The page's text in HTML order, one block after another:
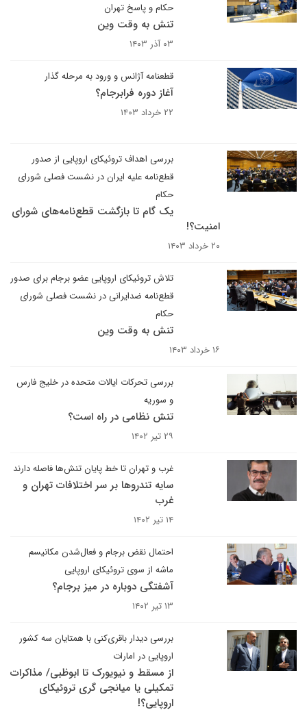
حکام و پاسخ تهران
تنش به وقت وین
۰۳ آذر ۱۴۰۳
قطعنامه آژانس و ورود به مرحله گذار
آغاز دوره فرابرجام؟
۲۲ خرداد ۱۴۰۳
بررسی اهداف تروئیکای اروپایی از صدور
قطع‌نامه علیه ایران در نشست فصلی شورای
حکام
یک گام تا بازگشت قطع‌نامه‌های شورای
امنیت؟!
۲۰ خرداد ۱۴۰۳
تلاش تروئیکای اروپایی عضو برجام برای صدور
قطع‌نامه ضدایرانی در نشست فصلی شورای
حکام
تنش به وقت وین
۱۶ خرداد ۱۴۰۳
بررسی تحرکات ایالات متحده در خلیج فارس
و سوریه
تنش نظامی در راه است؟
۲۹ تیر ۱۴۰۲
غرب و تهران تا خط پایان تنش‌ها فاصله دارند
سایه تندروها بر سر اختلافات تهران و
غرب
۱۴ تیر ۱۴۰۲
احتمال نقض برجام و فعال‌شدن مکانیسم
ماشه از سوی تروئیکای اروپایی
آشفتگی دوباره در میز برجام؟
۱۳ تیر ۱۴۰۲
بررسی دیدار باقری‌کنی با همتایان سه کشور
اروپایی در امارات
از مسقط و نیویورک تا ابوظبی/ مذاکرات
تمکیلی یا میانجی گری تروئیکای
اروپایی؟!